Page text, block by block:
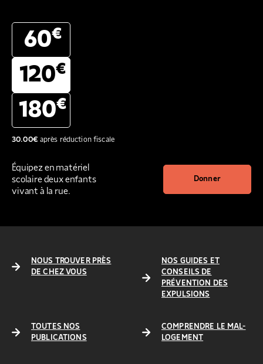
60€
120€
180€
30.00€après réduction fiscale
Équipez en matériel
scolaire deux enfants
vivant à la rue.
Donner
NOUS TROUVER PRÈS
DE CHEZ VOUS
NOS GUIDES ET
CONSEILS DE
PRÉVENTION DES
EXPULSIONS
TOUTES NOS
PUBLICATIONS
COMPRENDRE LE MAL-
LOGEMENT